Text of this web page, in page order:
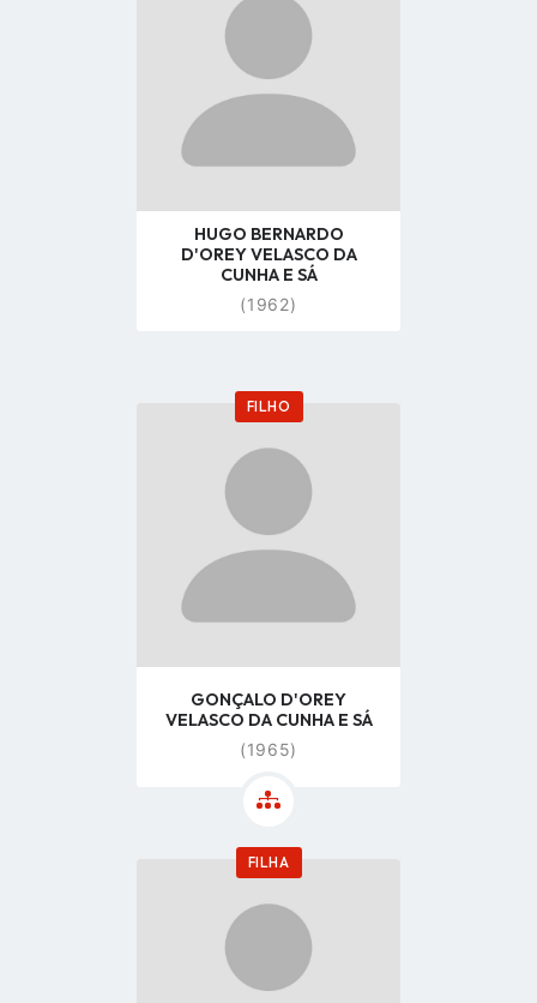
page
HUGO BERNARDO
D'OREY VELASCO DA
CUNHA E SÁ
(1962)
FILHO
Go
profile
page
GONÇALO D'OREY
VELASCO DA CUNHA E SÁ
(1965)
FILHA
Go
profile
page